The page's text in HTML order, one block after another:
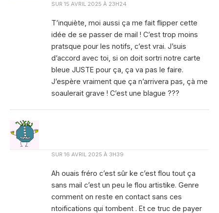
SUR 15 AVRIL 2025 À 23H24
T’inquiète, moi aussi ça me fait flipper cette
idée de se passer de mail ! C’est trop moins
pratsque pour les notifs, c’est vrai. J’suis
d’accord avec toi, si on doit sortri notre carte
bleue JUSTE pour ça, ça va pas le faire.
J’espère vraiment que ça n’arrivera pas, çà me
soaulerait grave ! C’est une blague ???
SUR 16 AVRIL 2025 À 3H39
Ah ouais fréro c’est sûr ke c’est flou tout ça
sans mail c’est un peu le flou artistike. Genre
comment on reste en contact sans ces
ntoifications qui tombent . Et ce truc de payer